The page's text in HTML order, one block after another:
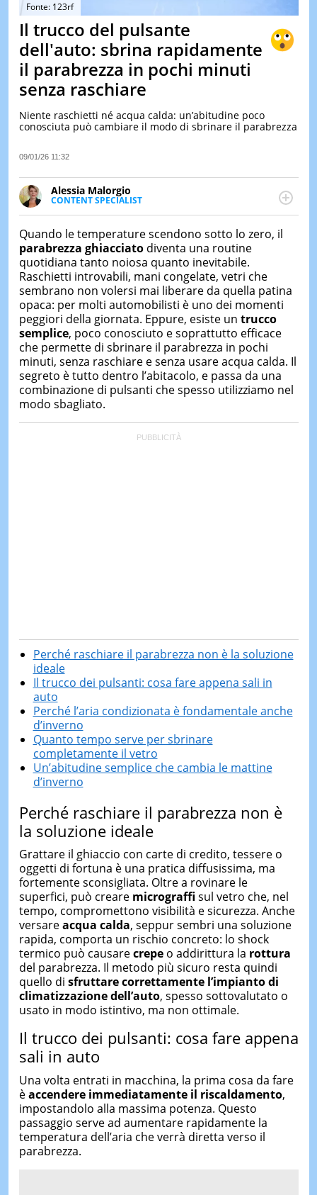
TEST
&
OGGI
DI
Fonte: 123rf
Il trucco del pulsante
dell'auto: sbrina rapidamente
il parabrezza in pochi minuti
senza raschiare
Niente raschietti né acqua calda: un’abitudine poco
conosciuta può cambiare il modo di sbrinare il parabrezza
09/01/26 11:32
Alessia Malorgio
CONTENT SPECIALIST
Ha conseguito un Master in Marketing Management
occupa della creazione di contenuti in ottica SEO e
dello sviluppo di strategie marketing attraverso
canali digitali.
Quando le temperature scendono sotto lo zero, il
parabrezza ghiacciatodiventa una routine
quotidiana tanto noiosa quanto inevitabile.
Raschietti introvabili, mani congelate, vetri che
sembrano non volersi mai liberare da quella patina
opaca: per molti automobilisti è uno dei momenti
peggiori della giornata. Eppure, esiste un trucco
semplice, poco conosciuto e soprattutto efficace
che permette di sbrinare il parabrezza in pochi
minuti, senza raschiare e senza usare acqua calda. Il
segreto è tutto dentro l’abitacolo, e passa da una
combinazione di pulsanti che spesso utilizziamo nel
modo sbagliato.
Perché raschiare il parabrezza non è la soluzione
ideale
Il trucco dei pulsanti: cosa fare appena sali in
auto
Perché l’aria condizionata è fondamentale anche
d’inverno
Quanto tempo serve per sbrinare
completamente il vetro
Un’abitudine semplice che cambia le mattine
d’inverno
Perché raschiare il parabrezza non è
la soluzione ideale
Grattare il ghiaccio con carte di credito, tessere o
oggetti di fortuna è una pratica diffusissima, ma
fortemente sconsigliata. Oltre a rovinare le
superfici, può creare micrograffi sul vetro che, nel
tempo, compromettono visibilità e sicurezza. Anche
versareacqua calda, seppur sembri una soluzione
rapida, comporta un rischio concreto: lo shock
termico può causarecrepeo addirittura la rottura
del parabrezza. Il metodo più sicuro resta quindi
quello di sfruttare correttamente l’impianto di
climatizzazione dell’auto, spesso sottovalutato o
usato in modo istintivo, ma non ottimale.
Il trucco dei pulsanti: cosa fare appena
sali in auto
Una volta entrati in macchina, la prima cosa da fare
èaccendere immediatamente il riscaldamento,
impostandolo alla massima potenza. Questo
passaggio serve ad aumentare rapidamente la
temperatura dell’aria che verrà diretta verso il
parabrezza.